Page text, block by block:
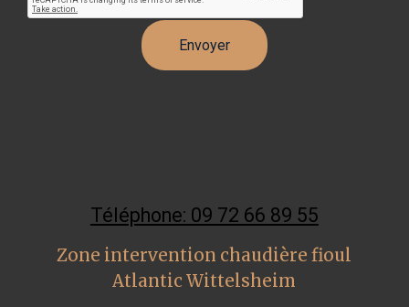
Téléphone: 09 72 66 89 55
Zone intervention chaudière fioul
Atlantic Wittelsheim